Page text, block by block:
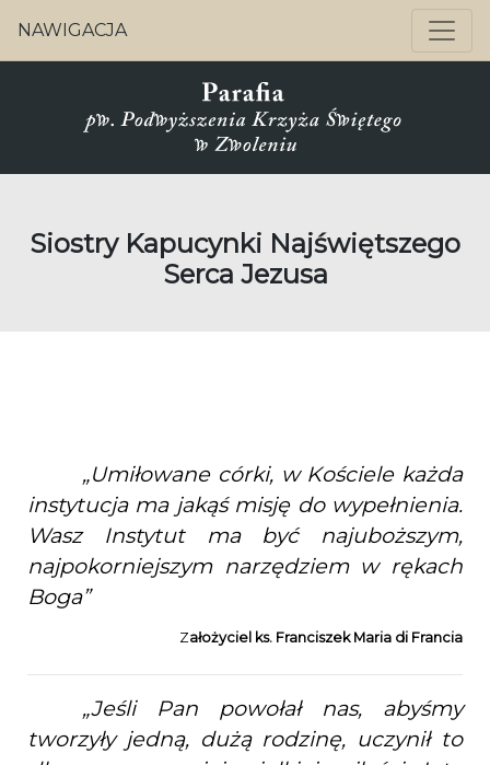
NAWIGACJA
Siostry Kapucynki Najświętszego
Serca Jezusa
„Umiłowane córki, w Kościele każda
instytucja ma jakąś misję do wypełnienia.
Wasz Instytut ma być najuboższym,
najpokorniejszym narzędziem w rękach
Boga”
Założyciel ks. Franciszek Maria di Francia
„Jeśli Pan powołał nas, abyśmy
tworzyły jedną, dużą rodzinę, uczynił to